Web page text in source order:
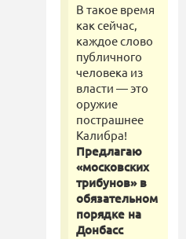
В такое время
как сейчас,
каждое слово
публичного
человека из
власти — это
оружие
пострашнее
Калибра!
Предлагаю
«московских
трибунов» в
обязательном
порядке на
Донбасс